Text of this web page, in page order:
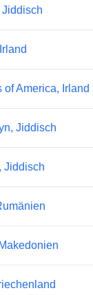
America, Irland
Jiddisch
Jiddisch